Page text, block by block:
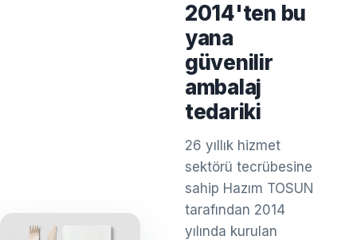
2014'ten bu
yana
güvenilir
ambalaj
tedariki
26 yıllık hizmet
sektörü tecrübesine
sahip Hazım TOSUN
tarafından 2014
yılında kurulan